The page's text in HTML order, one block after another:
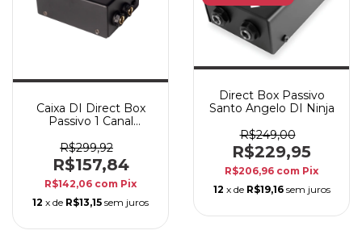
Caixa DI Direct Box
Passivo 1 Canal
DB1PAS
R$299,92
R$157,84
R$142,06 com Pix
12 x de R$13,15 sem juros
Direct Box Passivo
Santo Angelo DI Ninja
R$249,00
R$229,95
R$206,96 com Pix
12 x de R$19,16 sem juros